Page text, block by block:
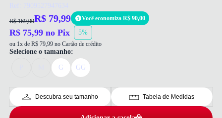
Ref: 7909527947634
R$ 169,99R$ 79,99 Você economiza R$ 90,00
R$ 75,99 no Pix 5%
ou 1x de R$ 79,99 no Cartão de crédito
Selecione o tamanho:
G GG
Descubra seu tamanho Tabela de Medidas